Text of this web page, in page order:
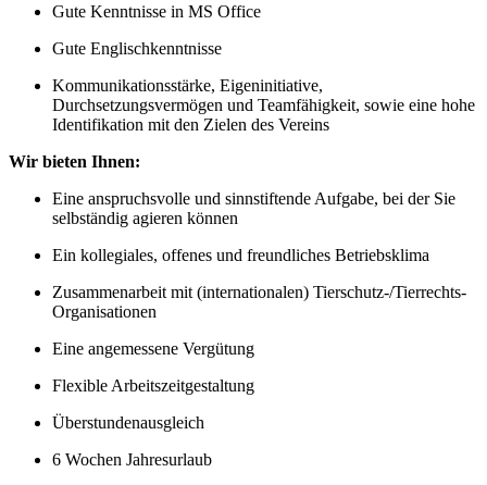
Gute Kenntnisse in MS Office
Gute Englischkenntnisse
Kommunikationsstärke, Eigeninitiative,
Durchsetzungsvermögen und Teamfähigkeit, sowie eine hohe
Identifikation mit den Zielen des Vereins
Wir bieten Ihnen:
Eine anspruchsvolle und sinnstiftende Aufgabe, bei der Sie
selbständig agieren können
Ein kollegiales, offenes und freundliches Betriebsklima
Zusammenarbeit mit (internationalen) Tierschutz-/Tierrechts-
Organisationen
Eine angemessene Vergütung
Flexible Arbeitszeitgestaltung
Überstundenausgleich
6 Wochen Jahresurlaub